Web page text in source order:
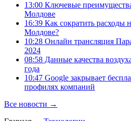
13:00 Ключевые
Молдове
16:39 Как сократить расходы
Молдове?
10:28 Онлайн трансляция
2024
08:58 Данные качества
года
10:47 Google закрывает
профилях компаний
Все новости →